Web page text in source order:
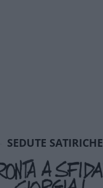
SEDUTE SATIRICHE